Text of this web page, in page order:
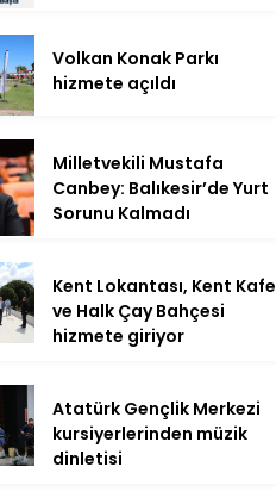
Volkan Konak Parkı
hizmete açıldı
Milletvekili Mustafa
Canbey: Balıkesir’de Yurt
Sorunu Kalmadı
Kent Lokantası, Kent Kafe
ve Halk Çay Bahçesi
hizmete giriyor
Atatürk Gençlik Merkezi
kursiyerlerinden müzik
dinletisi